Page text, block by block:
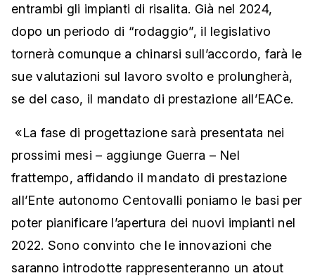
entrambi gli impianti di risalita. Già nel 2024,
dopo un periodo di “rodaggio”, il legislativo
tornerà comunque a chinarsi sull’accordo, farà le
sue valutazioni sul lavoro svolto e prolungherà,
se del caso, il mandato di prestazione all’EACe.
«La fase di progettazione sarà presentata nei
prossimi mesi – aggiunge Guerra – Nel
frattempo, affidando il mandato di prestazione
all’Ente autonomo Centovalli poniamo le basi per
poter pianificare l’apertura dei nuovi impianti nel
2022. Sono convinto che le innovazioni che
saranno introdotte rappresenteranno un atout